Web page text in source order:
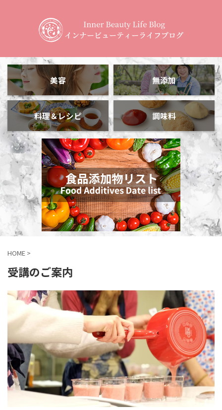
美容 無添加
料理＆レシピ 調味料
HOME >
受講のご案内